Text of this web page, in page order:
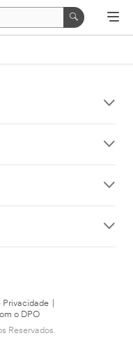
Privacidade
o DPO
Reservados.